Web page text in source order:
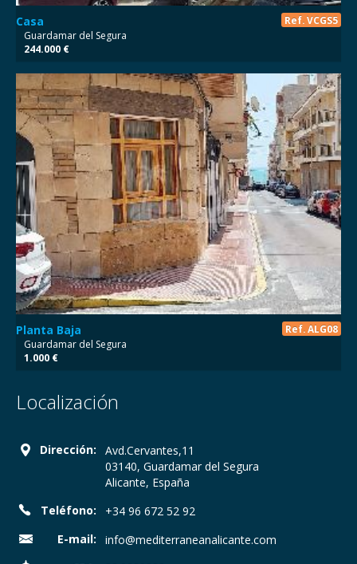
Casa Ref. VCGS5
Guardamar del Segura
244.000 €
Planta Baja Ref. ALG08
Guardamar del Segura
1.000 €
Localización
Dirección:
Avd.Cervantes,11
03140, Guardamar del Segura
Alicante, España
Teléfono:
+34 96 672 52 92
E-mail:
info@mediterraneanalicante.com